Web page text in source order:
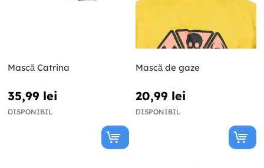
Mască Catrina
35,99 lei
DISPONIBIL
Mască de gaze
20,99 lei
DISPONIBIL